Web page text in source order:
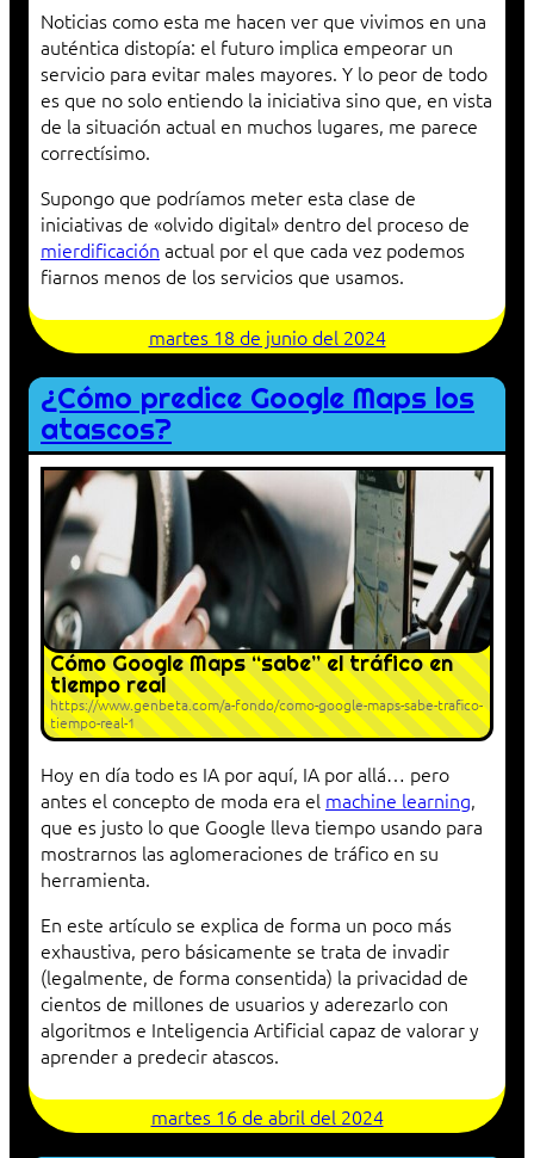
Noticias como esta me hacen ver que vivimos en una
auténtica distopía: el futuro implica empeorar un
servicio para evitar males mayores. Y lo peor de todo
es que no solo entiendo la iniciativa sino que, en vista
de la situación actual en muchos lugares, me parece
correctísimo.
Supongo que podríamos meter esta clase de
iniciativas de «olvido digital» dentro del proceso de
mierdificación actual por el que cada vez podemos
fiarnos menos de los servicios que usamos.
martes 18 de junio del 2024
¿Cómo predice Google Maps los
atascos?
Cómo Google Maps “sabe” el tráfico en
tiempo real
https://www.genbeta.com/a-fondo/como-google-maps-sabe-trafico-
tiempo-real-1
Hoy en día todo es IA por aquí, IA por allá… pero
antes el concepto de moda era el machine learning,
que es justo lo que Google lleva tiempo usando para
mostrarnos las aglomeraciones de tráfico en su
herramienta.
En este artículo se explica de forma un poco más
exhaustiva, pero básicamente se trata de invadir
(legalmente, de forma consentida) la privacidad de
cientos de millones de usuarios y aderezarlo con
algoritmos e Inteligencia Artificial capaz de valorar y
aprender a predecir atascos.
martes 16 de abril del 2024